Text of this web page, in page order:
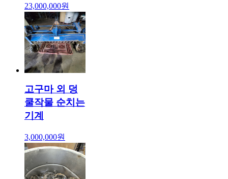
23,000,000원
고구마 외 덩
쿨작물 순치는
기계
3,000,000원